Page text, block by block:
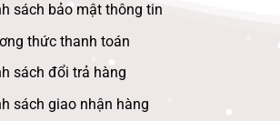
sách bảo mật thông tin
thức thanh toán
sách đổi trả hàng
sách giao nhận hàng